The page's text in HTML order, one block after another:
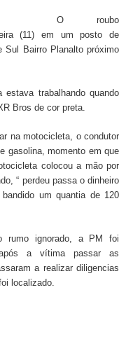
O roubo
(11) em um posto de
Sul Bairro Planalto próximo
trabalhando quando
Bros de cor preta.
na motocicleta, o condutor
gasolina, momento em que
colocou a mão por
“ perdeu passa o dinheiro
um quantia de 120
rumo ignorado, a PM foi
a vítima passar as
a realizar diligencias
localizado.